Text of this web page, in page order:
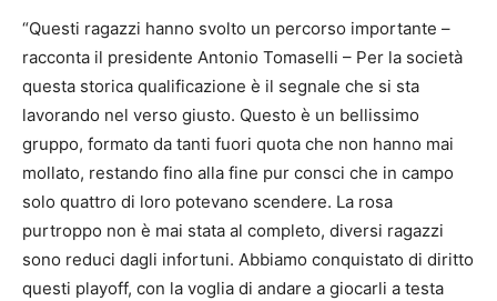
“Questi ragazzi hanno svolto un percorso importante –
racconta il presidente Antonio Tomaselli – Per la società
questa storica qualificazione è il segnale che si sta
lavorando nel verso giusto. Questo è un bellissimo
gruppo, formato da tanti fuori quota che non hanno mai
mollato, restando fino alla fine pur consci che in campo
solo quattro di loro potevano scendere. La rosa
purtroppo non è mai stata al completo, diversi ragazzi
sono reduci dagli infortuni. Abbiamo conquistato di diritto
questi playoff, con la voglia di andare a giocarli a testa